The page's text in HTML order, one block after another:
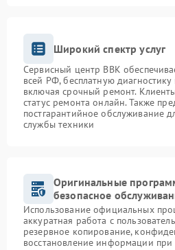
Широкий спектр услуг
Сервисный центр BBK
всей РФ, бесплатную
включая срочный ремонт.
статус ремонта онлайн. Также
постгарантийное обслуживание
службы техники
Оригинальные
безопасное
Использование официальных
аккуратная работа с
резервное копирование,
восстановление информации